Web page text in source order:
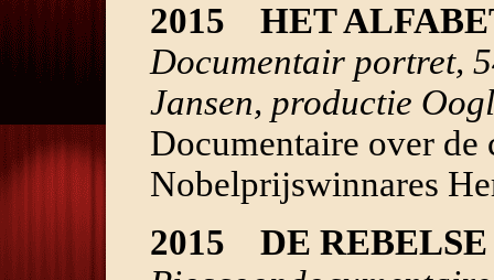
2015 HET
Documentair portret,
Jansen, productie
Documentaire over
Nobelprijswinnares
2015 DE REBELSE